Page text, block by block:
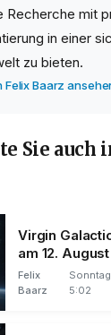
mit
in einer
zu bieten.
Felix Baarz
Sie auch
Virgin
am 12. August
Felix
Baarz
5:02